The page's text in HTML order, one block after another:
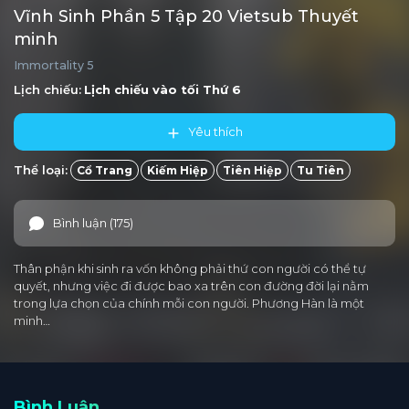
Vĩnh Sinh Phần 5 Tập 20 Vietsub Thuyết
minh
Immortality 5
Lịch chiếu: Lịch chiếu vào tối Thứ 6
Yêu thích
Thể loại: Cổ Trang Kiếm Hiệp Tiên Hiệp Tu Tiên
Bình luận (175)
Thân phận khi sinh ra vốn không phải thứ con người có thể tự
quyết, nhưng việc đi được bao xa trên con đường đời lại nằm
trong lựa chọn của chính mỗi con người. Phương Hàn là một
minh…